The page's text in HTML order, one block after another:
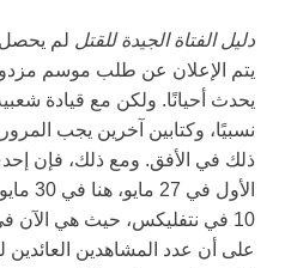
دليل الفتاة الجيدة للقتل لم يحصل
يتم الإعلان عن طلب موسم
يحدث أحيانًا. ولكن مع قيادة
نسبيًا، وكتابين آخرين يجب
ذلك في الأفق. ومع ذلك، فإن
الأول
على أن عدد المشاهدين